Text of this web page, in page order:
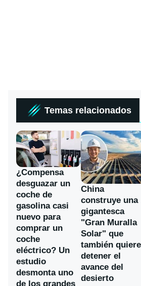
Temas relacionados
¿Compensa
desguazar un
coche de
gasolina casi
nuevo para
comprar un
coche
eléctrico? Un
estudio
desmonta uno
de los grandes
China
construye una
gigantesca
"Gran Muralla
Solar" que
también quiere
detener el
avance del
desierto